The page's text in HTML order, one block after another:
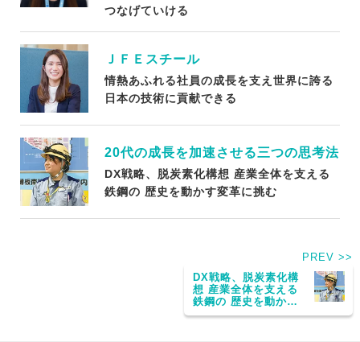
つなげていける
ＪＦＥスチール
情熱あふれる社員の成長を支え世界に誇る
日本の技術に貢献できる
20代の成長を加速させる三つの思考法
DX戦略、脱炭素化構想 産業全体を支える
鉄鋼の 歴史を動かす変革に挑む
PREV >>
DX戦略、脱炭素化構
想 産業全体を支える
鉄鋼の 歴史を動かす
変革に挑む